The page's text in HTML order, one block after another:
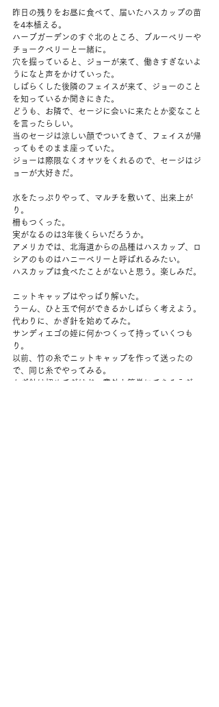
昨日の残りをお昼に食べて、届いたハスカップの苗
を4本植える。
ハーブガーデンのすぐ北のところ、ブルーベリーや
チョークベリーと一緒に。
穴を掘っていると、ジョーが来て、働きすぎないよ
うになと声をかけていった。
しばらくした後隣のフェイスが来て、ジョーのこと
を知っているか聞きにきた。
どうも、お隣で、セージに会いに来たとか変なこと
を言ったらしい。
当のセージは涼しい顔でついてきて、フェイスが帰
ってもそのまま座っていた。
ジョーは際限なくオヤツをくれるので、セージはジ
ョーが大好きだ。
水をたっぷりやって、マルチを敷いて、出来上が
り。
柵もつくった。
実がなるのは3年後くらいだろうか。
アメリカでは、北海道からの品種はハスカップ、ロ
シアのものはハニーベリーと呼ばれるみたい。
ハスカップは食べたことがないと思う。楽しみだ。
ニットキャップはやっぱり解いた。
うーん、ひと玉で何ができるかしばらく考えよう。
代わりに、かぎ針を始めてみた。
サンディエゴの姪に何かつくって持っていくつも
り。
以前、竹の糸でニットキャップを作って送ったの
で、同じ糸でやってみる。
かぎ針は初めてだけど、意外と簡単にできそうだっ